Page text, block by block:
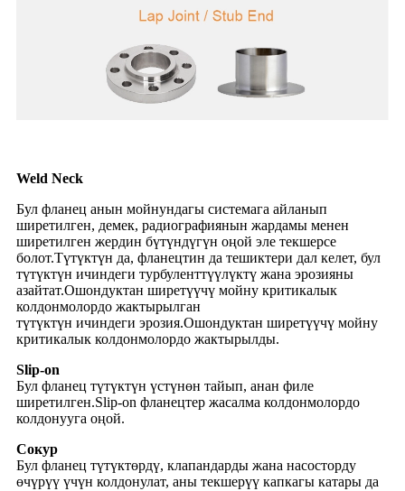
Weld Neck
Бул фланец анын мойнундагы системага айланып
ширетилген, демек, радиографиянын жардамы менен
ширетилген жердин бүтүндүгүн оңой эле текшерсе
болот.Түтүктүн да, фланецтин да тешиктери дал келет, бул
түтүктүн ичиндеги турбуленттүүлүктү жана эрозияны
азайтат.Ошондуктан ширетүүчү мойну критикалык
колдонмолордо жактырылган
түтүктүн ичиндеги эрозия.Ошондуктан ширетүүчү мойну
критикалык колдонмолордо жактырылды.
Slip-on
Бул фланец түтүктүн үстүнөн тайып, анан филе
ширетилген.Slip-on фланецтер жасалма колдонмолордо
колдонууга оңой.
Сокур
Бул фланец түтүктөрдү, клапандарды жана насосторду
өчүрүү үчүн колдонулат, аны текшерүү капкагы катары да